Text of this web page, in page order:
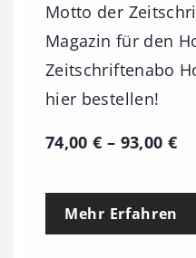
Motto der
Magazin für den
Zeitschriftenabo
hier bestellen!
74,00€ – 93,00 €P
e
Mehr Erfahren